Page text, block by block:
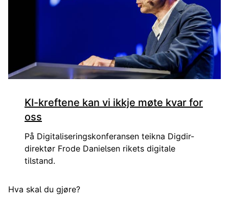
KI-kreftene kan vi ikkje møte kvar for
oss
På Digitaliseringskonferansen teikna Digdir-
direktør Frode Danielsen rikets digitale
tilstand.
Hva skal du gjøre?